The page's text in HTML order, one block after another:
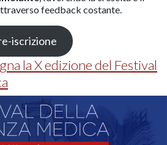
feedback costante.
iscrizione
la X edizione del Festival